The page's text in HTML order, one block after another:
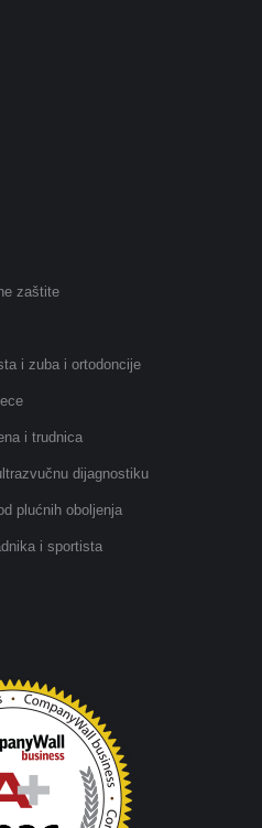
zaštite
i zuba i ortodoncije
i trudnica
dijagnostiku
plućnih oboljenja
i sportista